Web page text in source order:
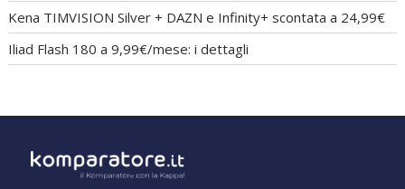
Kena TIMVISION Silver + DAZN e Infinity+ scontata a 24,99€
Iliad Flash 180 a 9,99€/mese: i dettagli